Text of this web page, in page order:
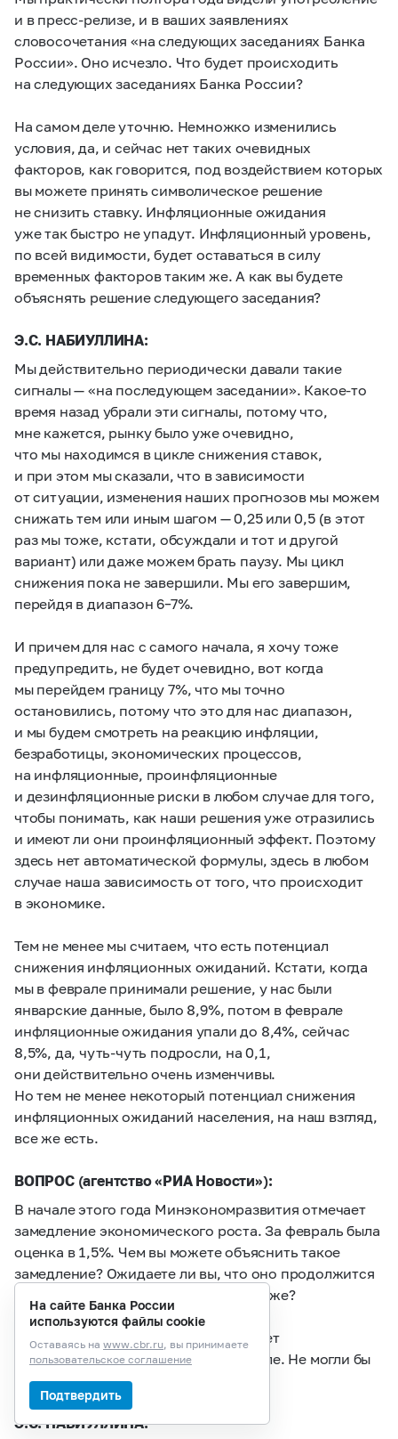
и в пресс-релизе, и в ваших заявлениях
словосочетания «на следующих заседаниях Банка
России». Оно исчезло. Что будет происходить
на следующих заседаниях Банка России?
На самом деле уточню. Немножко изменились
условия, да, и сейчас нет таких очевидных
факторов, как говорится, под воздействием которых
вы можете принять символическое решение
не снизить ставку. Инфляционные ожидания
уже так быстро не упадут. Инфляционный уровень,
по всей видимости, будет оставаться в силу
временных факторов таким же. А как вы будете
объяснять решение следующего заседания?
Э.С. НАБИУЛЛИНА:
Мы действительно периодически давали такие
сигналы — «на последующем заседании». Какое-то
время назад убрали эти сигналы, потому что,
мне кажется, рынку было уже очевидно,
что мы находимся в цикле снижения ставок,
и при этом мы сказали, что в зависимости
от ситуации, изменения наших прогнозов мы можем
снижать тем или иным шагом — 0,25 или 0,5 (в этот
раз мы тоже, кстати, обсуждали и тот и другой
вариант) или даже можем брать паузу. Мы цикл
снижения пока не завершили. Мы его завершим,
перейдя в диапазон6–7%.
И причем для нас с самого начала, я хочу тоже
предупредить, не будет очевидно, вот когда
мы перейдем границу 7%, что мы точно
остановились, потому что это для нас диапазон,
и мы будем смотреть на реакцию инфляции,
безработицы, экономических процессов,
на инфляционные, проинфляционные
и дезинфляционные риски в любом случае для того,
чтобы понимать, как наши решения уже отразились
и имеют ли они проинфляционный эффект. Поэтому
здесь нет автоматической формулы, здесь в любом
случае наша зависимость от того, что происходит
в экономике.
Тем не менее мы считаем, что есть потенциал
снижения инфляционных ожиданий. Кстати, когда
мы в феврале принимали решение, у нас были
январские данные, было 8,9%, потом в феврале
инфляционные ожидания упали до 8,4%, сейчас
8,5%, да, чуть-чуть подросли, на 0,1,
они действительно очень изменчивы.
Но тем не менее некоторый потенциал снижения
инфляционных ожиданий населения, на наш взгляд,
все же есть.
ВОПРОС (агентство «РИА Новости»):
В начале этого года Минэкономразвития отмечает
замедление экономического роста. За февраль была
оценка в 1,5%. Чем вы можете объяснить такое
замедление? Ожидаете ли вы, что оно продолжится
к концу I квартала и во II квартале тоже?
И еще вы сказали, что инфляция будет
на минимальном уровне во II квартале. Не могли бы
вы уточнить — на каком именно?
Э.С. НАБИУЛЛИНА:
На сайте Банка России
используются файлы cookie
Оставаясь на www.cbr.ru, вы принимаете
пользовательское соглашение
Подтвердить